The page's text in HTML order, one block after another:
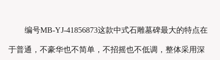
编号MB-YJ-41856873这款中式石雕墓碑最大的特点在
于普通，不豪华也不简单，不招摇也不低调，整体采用深